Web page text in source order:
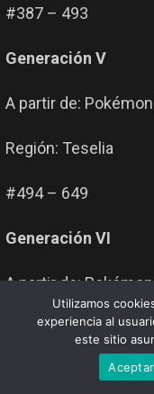
#387 – 493
Generación V
A partir de:
Región: Teselia
#494 – 649
Generación VI
A partir de:
Región: Kalos
Utilizamos
experiencia al
este sitio
Aceptar